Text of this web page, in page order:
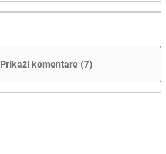
Prikaži komentare (7)